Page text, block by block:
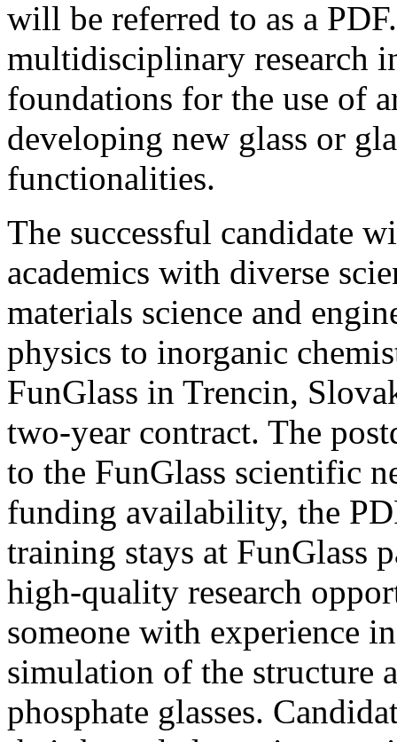
will be referred to as a
multidisciplinary research
foundations for the use of
developing new glass or
functionalities.
The successful candidate
academics with diverse
materials science and
physics to inorganic
FunGlass in Trencin,
two-year contract. The
to the FunGlass scientific
funding availability, the
training stays at FunGlass
high-quality research
someone with experience
simulation of the structure
phosphate glasses.